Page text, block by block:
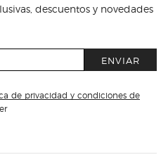
descuentos y novedades
ENVIAR
de privacidad y condiciones de